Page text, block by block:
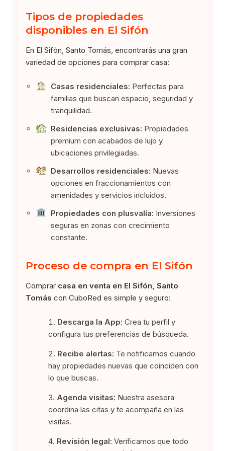
Tipos de propiedades
disponibles en El Sifón
En El Sifón, Santo Tomás, encontrarás una gran
variedad de opciones para comprar casa:
Casas residenciales: Perfectas para
familias que buscan espacio, seguridad y
tranquilidad.
Residencias exclusivas: Propiedades
premium con acabados de lujo y
ubicaciones privilegiadas.
Desarrollos residenciales: Nuevas
opciones en fraccionamientos con
amenidades y servicios incluidos.
Propiedades con plusvalía: Inversiones
seguras en zonas con crecimiento
constante.
Proceso de compra en El Sifón
Comprar casa en venta en El Sifón, Santo
Tomás con CuboRed es simple y seguro:
Descarga la App: Crea tu perfil y
configura tus preferencias de búsqueda.
Recibe alertas: Te notificamos cuando
hay propiedades nuevas que coinciden con
lo que buscas.
Agenda visitas: Nuestra asesora
coordina las citas y te acompaña en las
visitas.
Revisión legal: Verificamos que todo